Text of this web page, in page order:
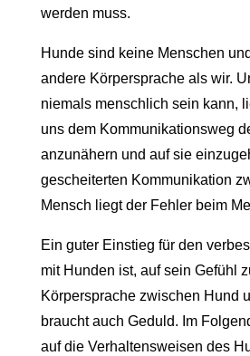
werden muss.
Hunde sind keine Menschen
andere Körpersprache als wir.
niemals menschlich sein kann,
uns dem Kommunikationsweg
anzunähern und auf sie
gescheiterten Kommunikation
Mensch liegt der Fehler beim
Ein guter Einstieg für den
mit Hunden ist, auf sein Gefühl
Körpersprache zwischen Hund
braucht auch Geduld. Im
auf die Verhaltensweisen des